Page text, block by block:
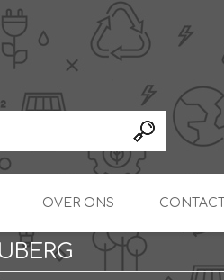
OVER ONS CONTACT